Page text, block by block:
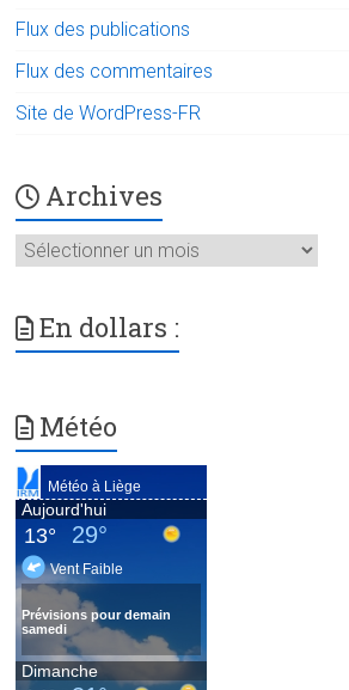
Flux des publications
Flux des commentaires
Site de WordPress-FR
Archives
Archives
En dollars :
Météo